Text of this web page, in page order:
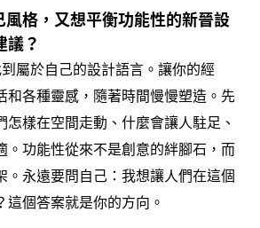
風格 ， 又想平衡功能性的新晉設
議？
屬於自己的設計語言。讓你的經
和各種靈感 ， 隨著時間慢慢塑造。先
怎樣在空間走動、什麼會讓人駐足、
。功能性從來不是創意的絆腳石 ， 而
。永遠要問自己 ： 我想讓人們在這個
這個答案就是你的方向。